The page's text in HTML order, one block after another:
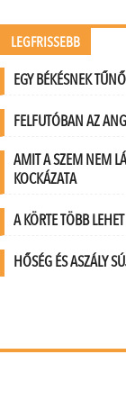
LEGFRISSEBB
EGY BÉKÉSNEK
FELFUTÓBAN AZ
AMIT A SZEM NEM
KOCKÁZATA
A KÖRTE TÖBB
HŐSÉG ÉS ASZÁLY